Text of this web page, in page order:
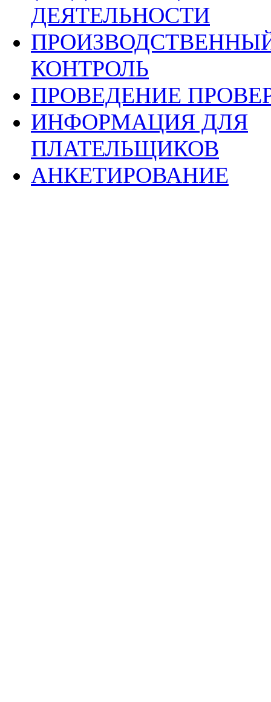
ДЕЯТЕЛЬНОСТИ
КОНТРОЛЬ
ПРОВЕДЕНИЕ
ИНФОРМАЦИЯ ДЛЯ
ПЛАТЕЛЬЩИКОВ
АНКЕТИРОВАНИЕ